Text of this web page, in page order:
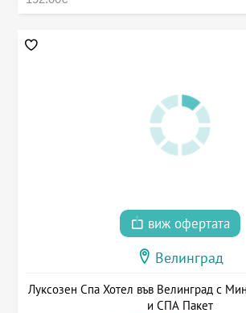
виж офертата
Велинград
Луксозен Спа Хотел във Велинград с
и СПА Пакет